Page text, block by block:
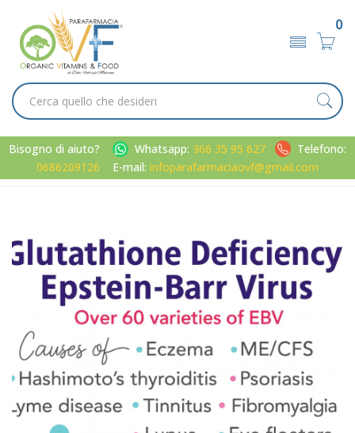
0
Bisogno di aiuto? Whatsapp: 366 35 95 627
Telefono:
0686209126
E-mail: infoparafarmaciaovf@gmail.com